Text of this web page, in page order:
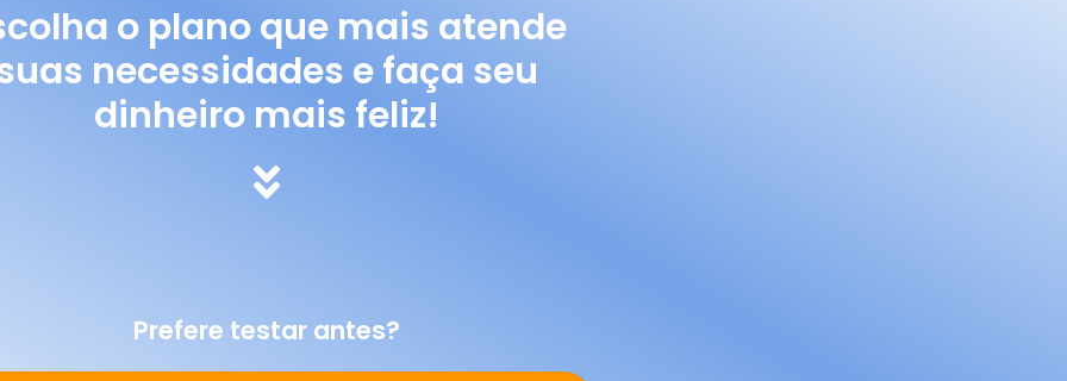
o plano que mais atende
necessidades e faça seu
dinheiro mais feliz!
Prefere testar antes?